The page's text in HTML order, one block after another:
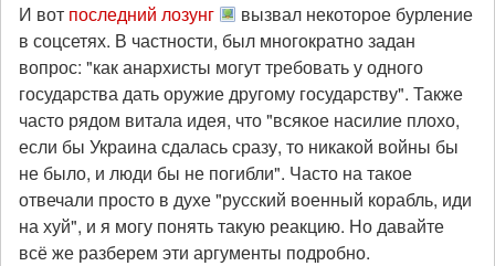
И вот последний лозунг
вызвал некоторое бурление
в соцсетях. В частности, был многократно задан
вопрос: "как анархисты могут требовать у одного
государства дать оружие другому государству". Также
часто рядом витала идея, что "всякое насилие плохо,
если бы Украина сдалась сразу, то никакой войны бы
не было, и люди бы не погибли". Часто на такое
отвечали просто в духе "русский военный корабль, иди
на хуй", и я могу понять такую реакцию. Но давайте
всё же разберем эти аргументы подробно.